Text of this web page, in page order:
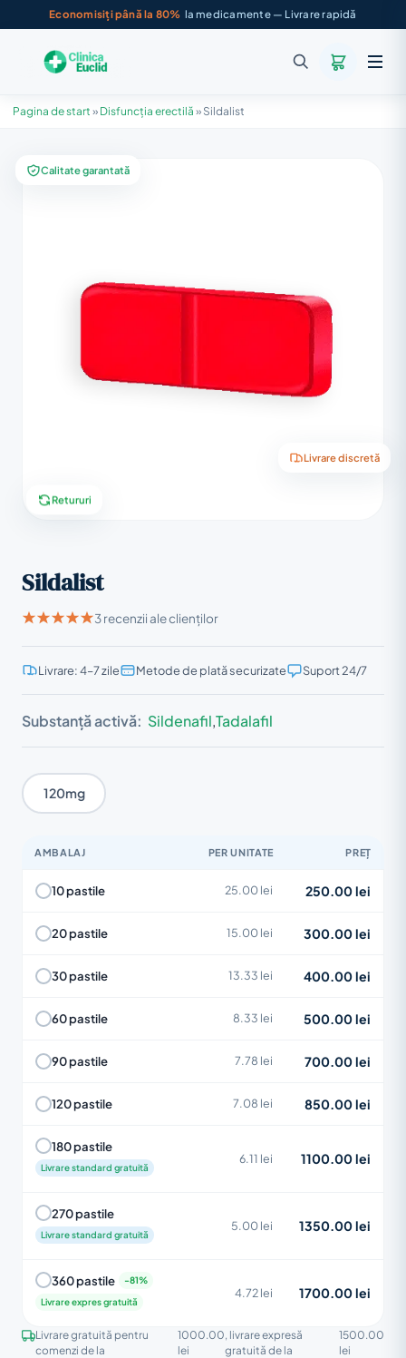
Economisiți până la 80% la medicamente — Livrare rapidă
Pagina de start » Disfuncția erectilă » Sildalist
Calitate garantată
Livrare discretă
Retururi
Sildalist
3 recenzii ale clienților
Livrare: 4–7 zile Metode de plată securizate Suport 24/7
Substanță activă: Sildenafil,Tadalafil
120mg
AMBALAJ PER UNITATE PREȚ
10 pastile 25.00 lei 250.00 lei
20 pastile 15.00 lei 300.00 lei
30 pastile 13.33 lei 400.00 lei
60 pastile 8.33 lei 500.00 lei
90 pastile 7.78 lei 700.00 lei
120 pastile 7.08 lei 850.00 lei
180 pastile
Livrare standard gratuită
6.11 lei 1100.00 lei
270 pastile
Livrare standard gratuită
5.00 lei 1350.00 lei
360 pastile
Livrare expres gratuită
4.72 lei 1700.00 lei
Livrare gratuită pentru
comenzi de la
1000.00
lei
, livrare expresă
gratuită de la
1500.00
lei